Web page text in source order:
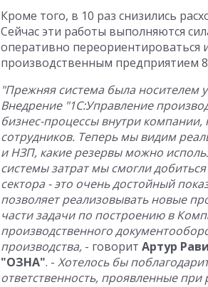
Кроме того, в 10 раз снизились
Сейчас эти работы выполняются
оперативно переориентироваться
производственным предприятием
"Прежняя система была носителем
Внедрение "1С:Управление
бизнес-процессы внутри
сотрудников. Теперь мы видим
и НЗП, какие резервы можно
системы затрат мы смогли
сектора - это очень достойный
позволяет реализовывать новые
части задачи по построению в
производственного
производства, - говорит Артур
"ОЗНА". - Хотелось бы
ответственность, проявленные